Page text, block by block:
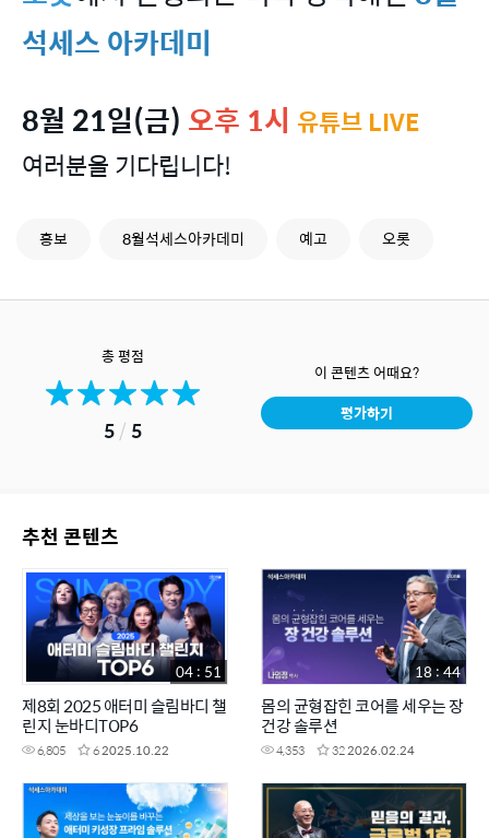
석세스 아카데미
8월 21일(금) 오후 1시 유튜브 LIVE
여러분을 기다립니다!
홍보 8월석세스아카데미 예고 오롯
총 평점
5/ 5
이 콘텐츠 어때요?
평가하기
추천 콘텐츠
제8회 2025 애터미 슬림바디 챌
린지 눈바디TOP6
6,805 62025.10.22
04 : 51
몸의 균형잡힌 코어를 세우는 장
건강 솔루션
4,353 322026.02.24
18 : 44